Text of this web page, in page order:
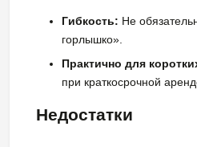
Гибкость: Не
горлышко».
Практично для
при краткосрочной
Недостатки